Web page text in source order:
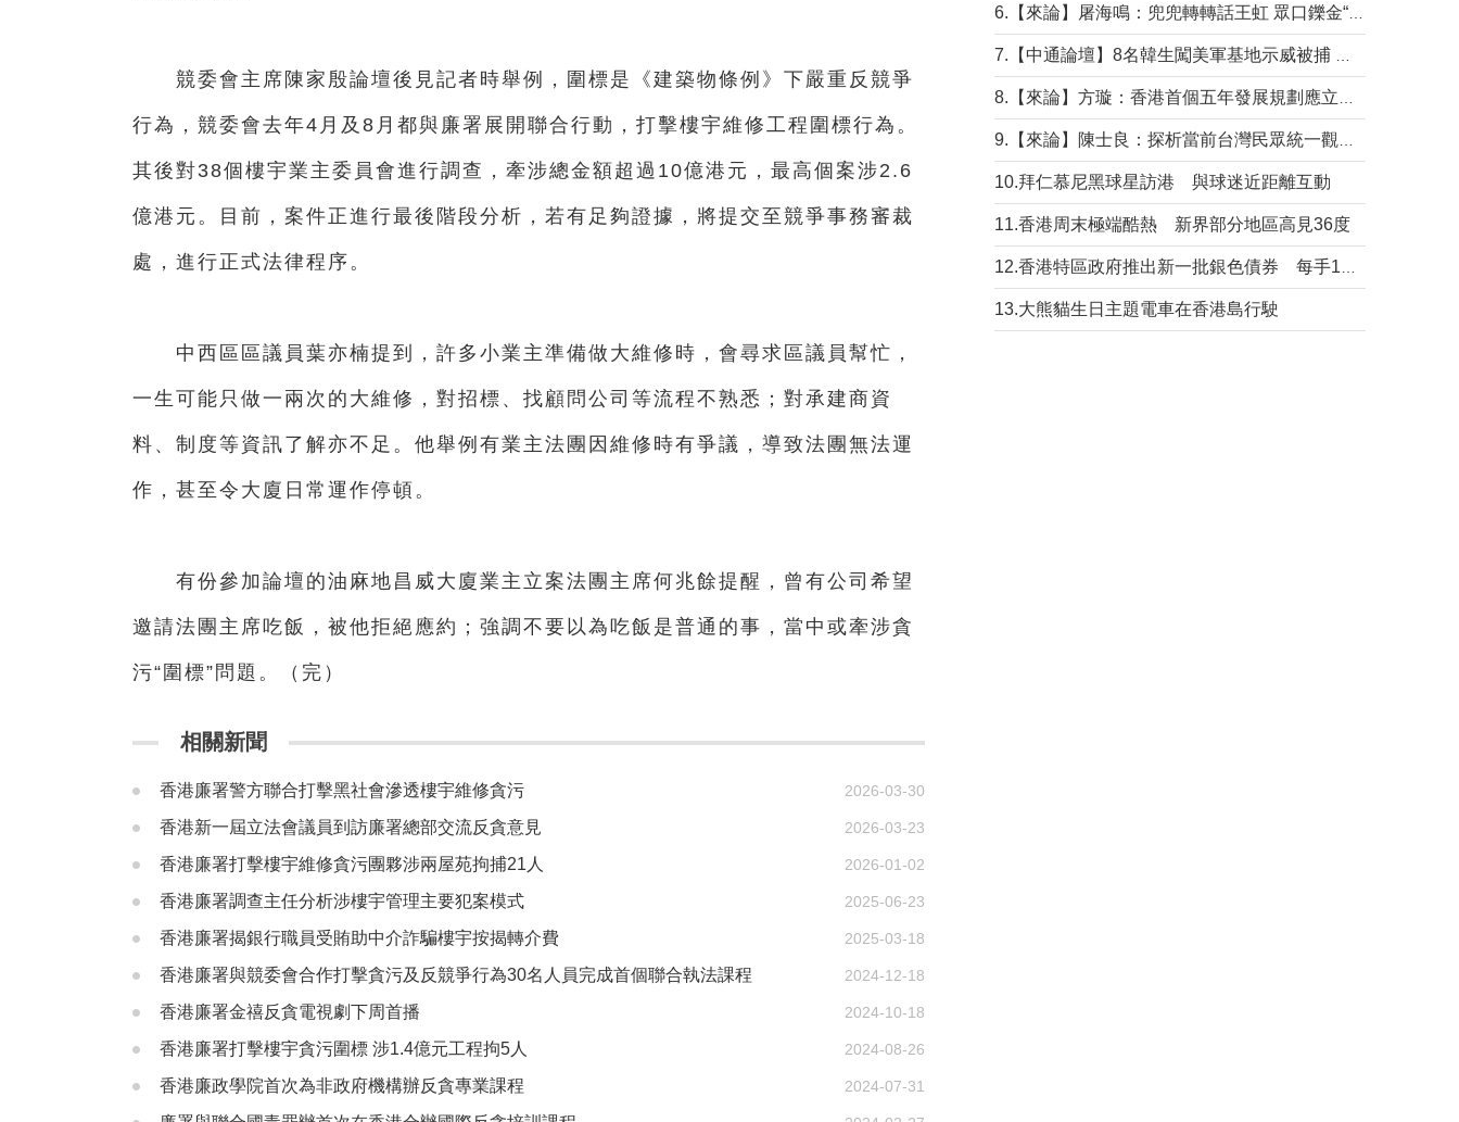
競委會主席陳家殷論壇後見記者時舉例，圍標是《建築物條例》下嚴重反競爭
行為，競委會去年4月及8月都與廉署展開聯合行動，打擊樓宇維修工程圍標行為。
其後對38個樓宇業主委員會進行調查，牽涉總金額超過10億港元，最高個案涉2.6
億港元。目前，案件正進行最後階段分析，若有足夠證據，將提交至競爭事務審裁
處，進行正式法律程序。
中西區區議員葉亦楠提到，許多小業主準備做大維修時，會尋求區議員幫忙，
一生可能只做一兩次的大維修，對招標、找顧問公司等流程不熟悉；對承建商資
料、制度等資訊了解亦不足。他舉例有業主法團因維修時有爭議，導致法團無法運
作，甚至令大廈日常運作停頓。
有份參加論壇的油麻地昌威大廈業主立案法團主席何兆餘提醒，曾有公司希望
邀請法團主席吃飯，被他拒絕應約；強調不要以為吃飯是普通的事，當中或牽涉貪
污“圍標”問題。（完）
相關新聞
2026-03-30
香港廉署警方聯合打擊黑社會滲透樓宇維修貪污
2026-03-23
香港新一屆立法會議員到訪廉署總部交流反貪意見
2026-01-02
香港廉署打擊樓宇維修貪污團夥涉兩屋苑拘捕21人
2025-06-23
香港廉署調查主任分析涉樓宇管理主要犯案模式
2025-03-18
香港廉署揭銀行職員受賄助中介詐騙樓宇按揭轉介費
2024-12-18
香港廉署與競委會合作打擊貪污及反競爭行為30名人員完成首個聯合執法課程
2024-10-18
香港廉署金禧反貪電視劇下周首播
2024-08-26
香港廉署打擊樓宇貪污圍標 涉1.4億元工程拘5人
2024-07-31
香港廉政學院首次為非政府機構辦反貪專業課程
10.拜仁慕尼黑球星訪港 與球迷近距離互動
11.香港周末極端酷熱 新界部分地區高見36度
13.大熊貓生日主題電車在香港島行駛